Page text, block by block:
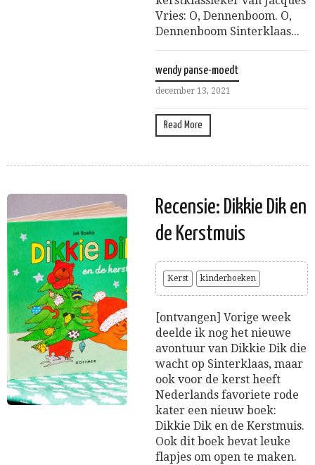
Vries: O, Dennenboom. O,
Dennenboom Sinterklaas...
wendy panse-moedt
december 13, 2021
Read More
Recensie: Dikkie Dik en
de Kerstmuis
Kerst kinderboeken
[ontvangen] Vorige week
deelde ik nog het nieuwe
avontuur van Dikkie Dik die
wacht op Sinterklaas, maar
ook voor de kerst heeft
Nederlands favoriete rode
kater een nieuw boek:
Dikkie Dik en de Kerstmuis.
Ook dit boek bevat leuke
flapjes om open te maken.